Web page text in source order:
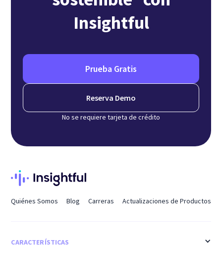
Insightful
Prueba Gratis
Reserva Demo
No se requiere tarjeta de crédito
Quiénes Somos Blog Carreras Actualizaciones de Productos
CARACTERÍSTICAS